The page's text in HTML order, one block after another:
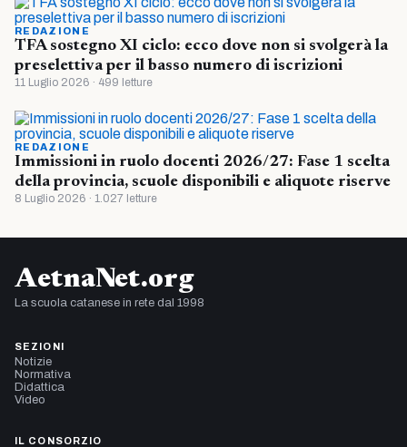
REDAZIONE
TFA sostegno XI ciclo: ecco dove non si svolgerà la
preselettiva per il basso numero di iscrizioni
11 Luglio 2026 · 499 letture
REDAZIONE
Immissioni in ruolo docenti 2026/27: Fase 1 scelta
della provincia, scuole disponibili e aliquote riserve
8 Luglio 2026 · 1.027 letture
AetnaNet.org
La scuola catanese in rete dal 1998
SEZIONI
Notizie
Normativa
Didattica
Video
IL CONSORZIO